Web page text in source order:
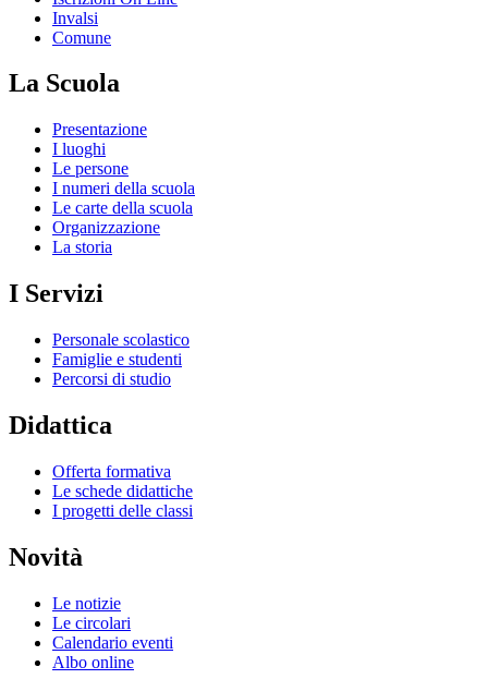
Invalsi
Comune
La Scuola
Presentazione
I luoghi
Le persone
I numeri della scuola
Le carte della scuola
Organizzazione
La storia
I Servizi
Personale scolastico
Famiglie e studenti
Percorsi di studio
Didattica
Offerta formativa
Le schede didattiche
I progetti delle classi
Novità
Le notizie
Le circolari
Calendario eventi
Albo online